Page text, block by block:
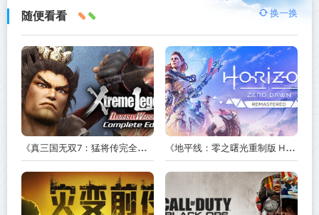
随便看看 换一换
《真三国无双7：猛将传完全版 DYNASTY WARRIORS 7: Xtreme Legends Complete Edition》Build.3602035-免安装中文版【PC/手机双端】丨中文版 《地平线：零之曙光重制版 Horizon Zero Dawn Remastered》v1.5.89.0-送修改器丨中文版网盘下载